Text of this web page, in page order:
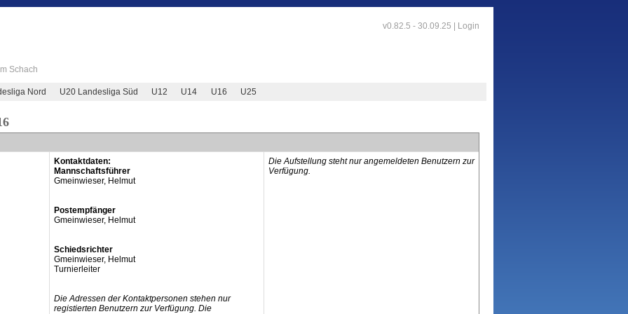
v0.82.5 - 30.09.25 | Login
Schach
Nord U20 Landesliga Süd U12 U14 U16 U25
Kontaktdaten:
Mannschaftsführer
Gmeinwieser, Helmut
Postempfänger
Gmeinwieser, Helmut
Schiedsrichter
Gmeinwieser, Helmut
Turnierleiter
Die Adressen der Kontaktpersonen stehen nur
registierten Benutzern zur Verfügung. Die
Die Aufstellung steht nur angemeldeten Benutzern zur
Verfügung.